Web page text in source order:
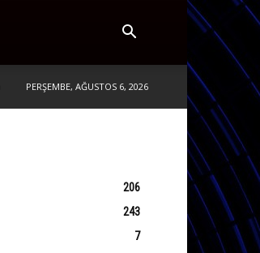
PERŞEMBE, AĞUSTOS 6, 2026
206
243
7